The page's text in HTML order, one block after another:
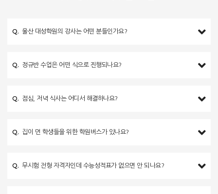
Q. 울산 대성학원의 강사는 어떤 분들인가요?
Q. 정규반 수업은 어떤 식으로 진행되나요?
Q. 점심, 저녁 식사는 어디서 해결하나요?
Q. 집이 먼 학생들을 위한 학원버스가 있나요?
Q. 무시험 전형 자격자인데 수능성적표가 없으면 안 되나요?